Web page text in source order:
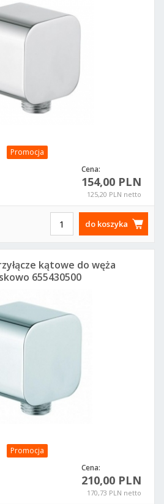
Promocja
Cena:
154,00 PLN
125,20 PLN netto
do koszyka
Promocja
Cena:
210,00 PLN
170,73 PLN netto
kątowe do węża
655430500